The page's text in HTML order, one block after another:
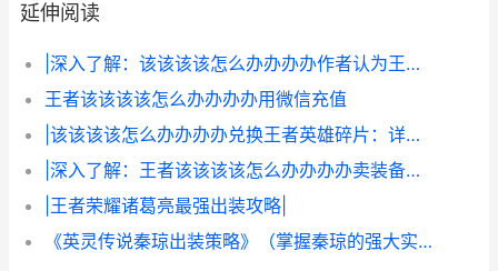
延伸阅读
|深入了解：该该该该怎么办办办办作者认为王者荣耀这个游戏里赠送英雄？详细攻略与玩法技巧|
王者该该该该怎么办办办办用微信充值
|该该该该怎么办办办办兑换王者英雄碎片：详细玩法和技巧攻略|
|深入了解：王者该该该该怎么办办办办卖装备？详细玩法与技巧攻略|
|王者荣耀诸葛亮最强出装攻略|
《英灵传说秦琼出装策略》（掌握秦琼的强大实力 英灵传说秦琼255